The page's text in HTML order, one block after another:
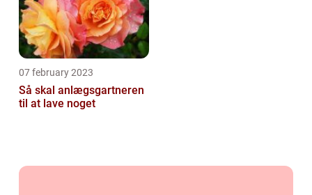
07 february 2023
Så skal anlægsgartneren
til at lave noget